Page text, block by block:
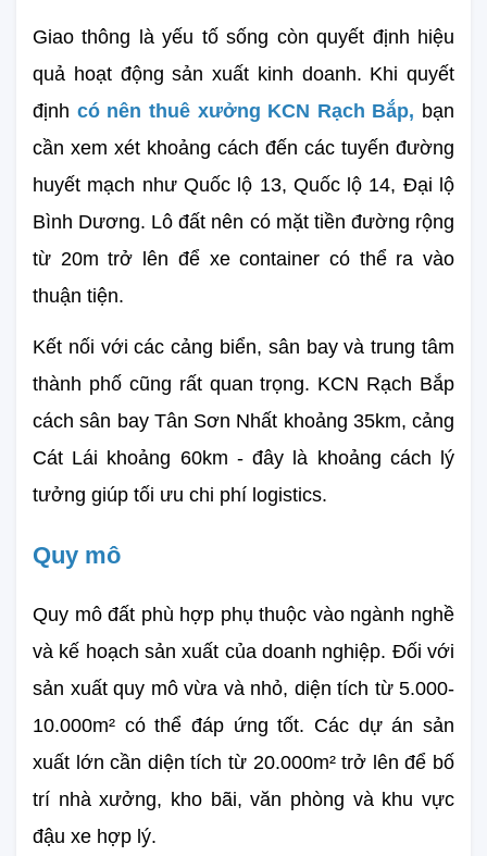
Giao thông là yếu tố sống còn quyết định hiệu
quả hoạt động sản xuất kinh doanh. Khi quyết
định có nên thuê xưởng KCN Rạch Bắp, bạn
cần xem xét khoảng cách đến các tuyến đường
huyết mạch như Quốc lộ 13, Quốc lộ 14, Đại lộ
Bình Dương. Lô đất nên có mặt tiền đường rộng
từ 20m trở lên để xe container có thể ra vào
thuận tiện.
Kết nối với các cảng biển, sân bay và trung tâm
thành phố cũng rất quan trọng. KCN Rạch Bắp
cách sân bay Tân Sơn Nhất khoảng 35km, cảng
Cát Lái khoảng 60km - đây là khoảng cách lý
tưởng giúp tối ưu chi phí logistics.
Quy mô
Quy mô đất phù hợp phụ thuộc vào ngành nghề
và kế hoạch sản xuất của doanh nghiệp. Đối với
sản xuất quy mô vừa và nhỏ, diện tích từ 5.000-
10.000m² có thể đáp ứng tốt. Các dự án sản
xuất lớn cần diện tích từ 20.000m² trở lên để bố
trí nhà xưởng, kho bãi, văn phòng và khu vực
đậu xe hợp lý.